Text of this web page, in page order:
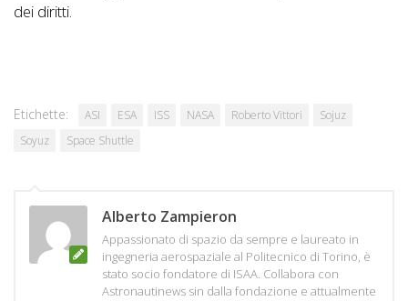
dei diritti.
Etichette: ASI ESA ISS NASA Roberto Vittori
Sojuz
Soyuz
Space Shuttle
Alberto Zampieron
Appassionato di spazio da sempre e laureato in
ingegneria aerospaziale al Politecnico di Torino, è
stato socio fondatore di ISAA. Collabora con
Astronautinews sin dalla fondazione e attualmente